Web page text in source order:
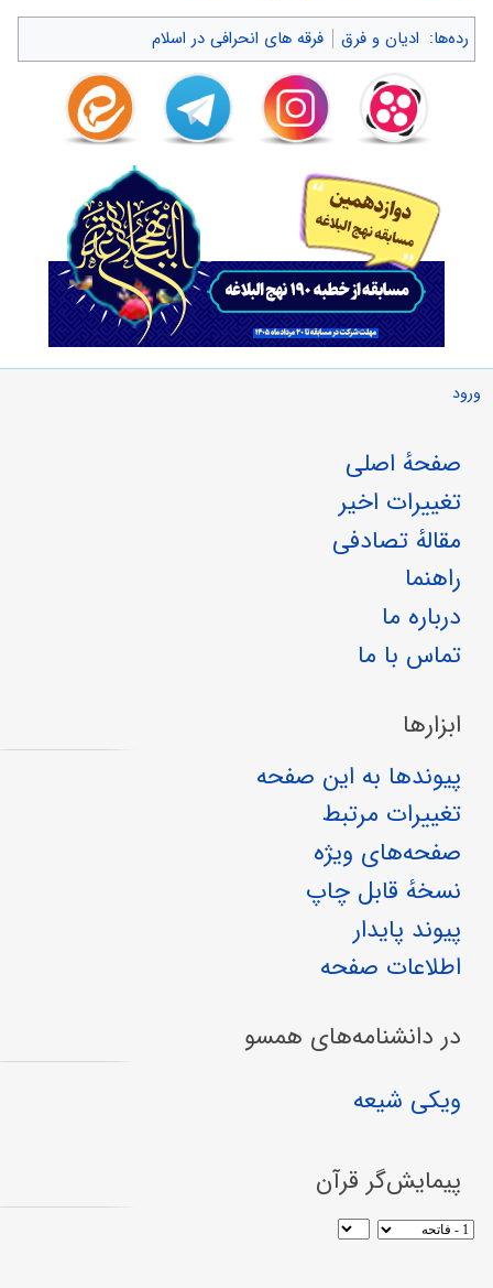
رده‌ها: ادیان و فرق فرقه های انحرافی در اسلام
ورود
صفحهٔ اصلی
تغییرات اخیر
مقالهٔ تصادفی
راهنما
درباره ما
تماس با ما
ابزارها
پیوندها به این صفحه
تغییرات مرتبط
صفحه‌های ویژه
نسخهٔ قابل چاپ
پیوند پایدار
اطلاعات صفحه
در دانشنامه‌های همسو
ویکی شیعه
پیمایش‌گر قرآن